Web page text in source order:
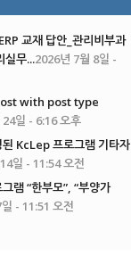
교재 답안_관리비부과
실무...2026년 7월 8일 -
with post type
일 - 6:16 오후
KcLep 프로그램 기타자
일 - 11:54 오전
램 “한부모”, “부양가
- 11:51 오전